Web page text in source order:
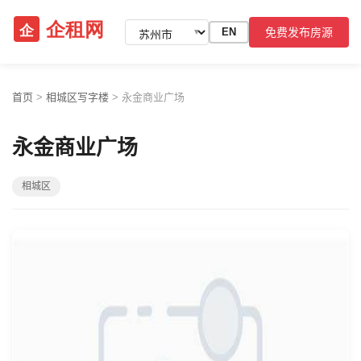
▼ EN 免费发布房源
首页 > 相城区写字楼 > 永金商业广场
永金商业广场
相城区